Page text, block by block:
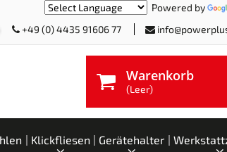
Powered by
+49 (0) 4435 91606 77
Warenkorb
(Leer)
Klickfliesen Gerätehalter